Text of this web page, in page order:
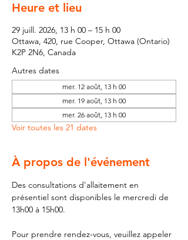
Heure et lieu
29 juill. 2026, 13 h 00 – 15 h 00
Ottawa, 420, rue Cooper, Ottawa (Ontario)
K2P 2N6, Canada
Autres dates
mer. 12 août, 13 h 00
mer. 19 août, 13 h 00
mer. 26 août, 13 h 00
Voir toutes les 21 dates
À propos de l'événement
Des consultations d'allaitement en
présentiel sont disponibles le mercredi de
13h00 à 15h00.
Pour prendre rendez-vous, veuillez appeler